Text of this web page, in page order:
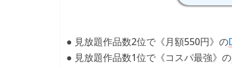
● 見放題作品数2位で《月額550円》の
● 見放題作品数1位で《コスパ最強》の